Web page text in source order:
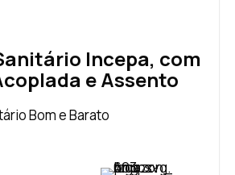
Incepa, com
e Assento
Bom e Barato